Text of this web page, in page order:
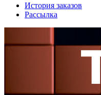
История заказов
Рассылка